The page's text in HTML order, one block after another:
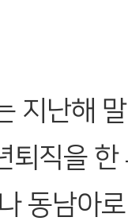
지난해
퇴직을 한
동남아